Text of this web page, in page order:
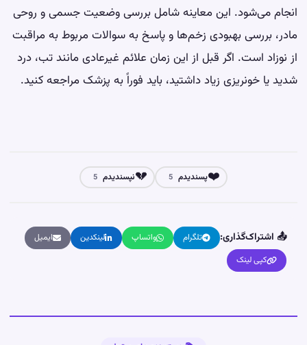
انجام می‌شود. این معاینه شامل بررسی وضعیت جسمی و روحی
مادر، بررسی بهبودی زخم‌ها و پاسخ به سوالات مربوط به مراقبت
از نوزاد است. اگر قبل از این زمان علائم غیرعادی مانند تب، درد
شدید یا خونریزی زیاد داشتید، باید فوراً به پزشک مراجعه کنید.
❤️پسندیدم 5
💔نپسندیدم 5
📤 اشتراک‌گذاری: تلگرام واتساپ لینکدین
ایمیل
کپی لینک